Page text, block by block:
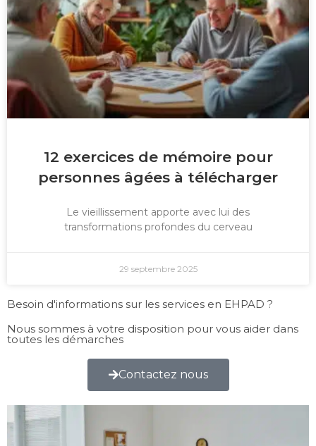
12 exercices de mémoire pour
personnes âgées à télécharger
Le vieillissement apporte avec lui des
transformations profondes du cerveau
29 septembre 2025
Besoin d'informations sur les services en EHPAD ?
Nous sommes à votre disposition pour vous aider dans
toutes les démarches
Contactez nous